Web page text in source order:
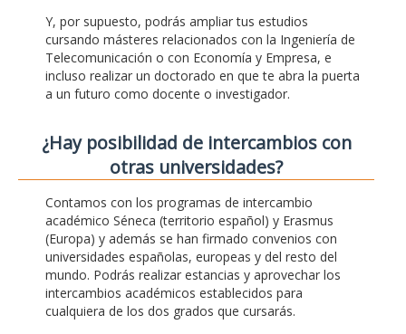
Y, por supuesto, podrás ampliar tus estudios
cursando másteres relacionados con la Ingeniería de
Telecomunicación o con Economía y Empresa, e
incluso realizar un doctorado en que te abra la puerta
a un futuro como docente o investigador.
¿Hay posibilidad de intercambios con
otras universidades?
Contamos con los programas de intercambio
académico Séneca (territorio español) y Erasmus
(Europa) y además se han firmado convenios con
universidades españolas, europeas y del resto del
mundo. Podrás realizar estancias y aprovechar los
intercambios académicos establecidos para
cualquiera de los dos grados que cursarás.